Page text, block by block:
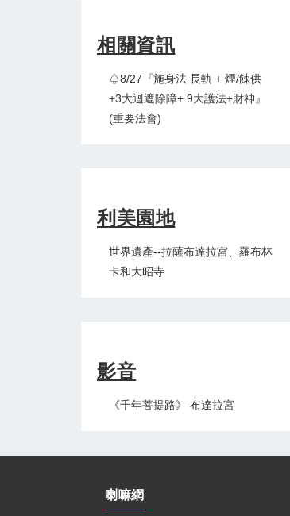
相關資訊
♤8/27『施身法 長軌 + 煙/餗供
+3大迴遮除障+ 9大護法+財神』
(重要法會)
利美園地
世界遺產--拉薩布達拉宮、羅布林
卡和大昭寺
影音
《千年菩提路》 布達拉宮
喇嘛網